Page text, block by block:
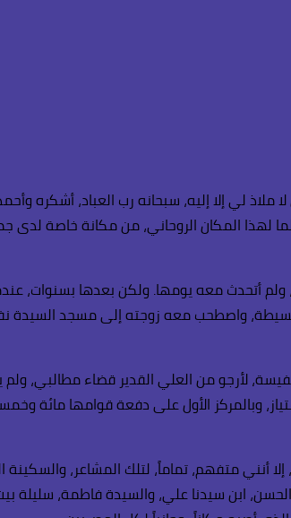
لي إلا إليه، سبحانه رب العباد، أشكره
المكان الروحاني، من مكانة خاصة لدى
ولم أتحدث معه يومها. ولكن بعدها بسنوات،
بسيطة، واصطحب معه زوجته إلى مسجد
لأرجو من العلي القدير قضاء مطالبي، ولم
وبالمركز الأول على دفعة قوامها مائة
أنني متفهم، تماماً، لتلك المشاعر،
ابن سيدنا علي، والسيدة فاطمة، سليلة